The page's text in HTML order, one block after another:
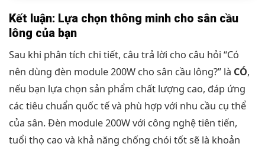
Kết luận: Lựa chọn thông minh cho sân cầu
lông của bạn
Sau khi phân tích chi tiết, câu trả lời cho câu hỏi “Có
nên dùng đèn module 200W cho sân cầu lông?” là CÓ,
nếu bạn lựa chọn sản phẩm chất lượng cao, đáp ứng
các tiêu chuẩn quốc tế và phù hợp với nhu cầu cụ thể
của sân. Đèn module 200W với công nghệ tiên tiến,
tuổi thọ cao và khả năng chống chói tốt sẽ là khoản